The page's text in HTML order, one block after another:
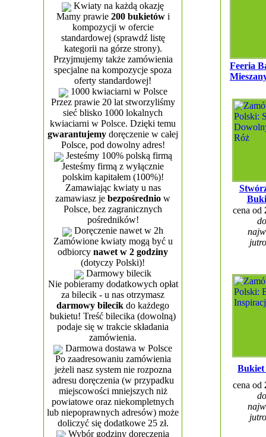
Kwiaty na każdą okazję
Mamy prawie 200 bukietówi
kompozycji w ofercie
standardowej (sprawdź listę
kategorii na górze strony).
Przyjmujemy także zamówienia
specjalne na kompozycje spoza
oferty standardowej!
1000 kwiaciarni w Polsce
Przez prawie 20 lat stworzyliśmy
sieć blisko 1000 lokalnych
kwiaciarni w Polsce. Dzięki temu
gwarantujemy doręczenie w całej
Polsce, pod dowolny adres!
Jesteśmy 100% polską firmą
Jesteśmy firmą z wyłącznie
polskim kapitałem (100%)!
Zamawiając kwiaty u nas
zamawiasz je bezpośrednio w
Polsce, bez zagranicznych
pośredników!
Doręczenie nawet w 2h
Zamówione kwiaty mogą być u
odbiorcy nawet w 2 godziny
(dotyczy Polski)!
Darmowy bilecik
Nie pobieramy dodatkowych opłat
za bilecik - u nas otrzymasz
darmowy bilecik do każdego
bukietu! Treść bilecika (dowolną)
podaje się w trakcie składania
zamówienia.
Darmowa dostawa w Polsce
Po zaadresowaniu zamówienia
jeżeli nasz system nie rozpozna
adresu doręczenia (w przypadku
miejscowości mniejszych niż
powiatowe oraz niekompletnych
lub niepoprawnych adresów) może
doliczyć się dodatkowe 25 zł.
Wybór godziny doręczenia
Feeria
cena od
cena od